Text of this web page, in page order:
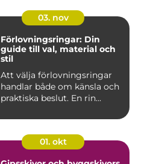
03. nov
Förlovningsringar: Din
guide till val, material och
stil
Att välja förlovningsringar
handlar både om känsla och
praktiska beslut. En rin...
01. okt